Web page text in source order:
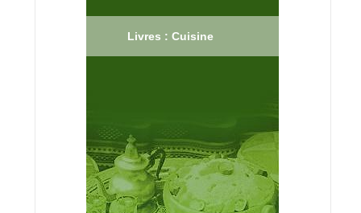
Livres : Cuisine